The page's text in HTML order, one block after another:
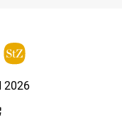
2026